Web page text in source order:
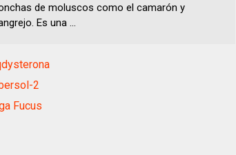
de moluscos como el camarón y
Es una ...
2
Fucus